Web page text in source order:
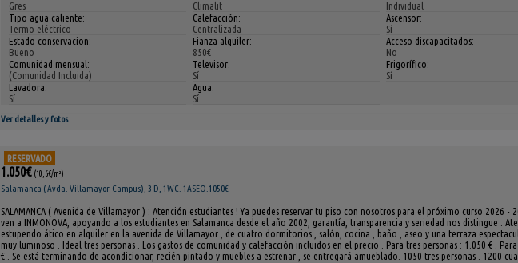
Gres
Climalit
Individual
Tipo agua caliente:
Termo eléctrico
Calefacción:
Centralizada
Ascensor:
Sí
Estado conservacion:
Bueno
Fianza alquiler:
850€
Acceso discapacitados:
No
Comunidad mensual:
(Comunidad Incluida)
Televisor:
Sí
Frigorífico:
Sí
Lavadora:
Sí
Agua:
Sí
Ver detalles y fotos
RESERVADO
1.050€ (10,6€/m²)
Salamanca ( Avda. Villamayor-Campus), 3 D, 1WC. 1ASEO.1050€
SALAMANCA ( Avenida de Villamayor ) : Atención estudiantes ! Ya puedes reservar tu piso con nosotros para el próximo curso 2026 -
ven a INMONOVA, apoyando a los estudiantes en Salamanca desde el año 2002, garantía, transparencia y seriedad nos distingue .
estupendo ático en alquiler en la avenida de Villamayor , de cuatro dormitorios , salón, cocina , baño , aseo y una terraza
muy luminoso . Ideal tres personas . Los gastos de comunidad y calefacción incluidos en el precio . Para tres personas : 1.050 € .
€ . Se está terminando de acondicionar, recién pintado y muebles a estrenar , se entregará amueblado. 1050 tres personas . 1200